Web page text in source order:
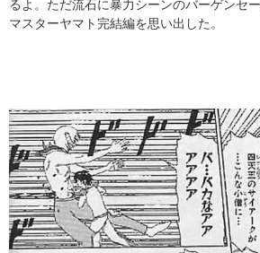
るよ。ただ流石に暴力シーンのバーゲンセ
マスターヤマト完結編を思い出した。